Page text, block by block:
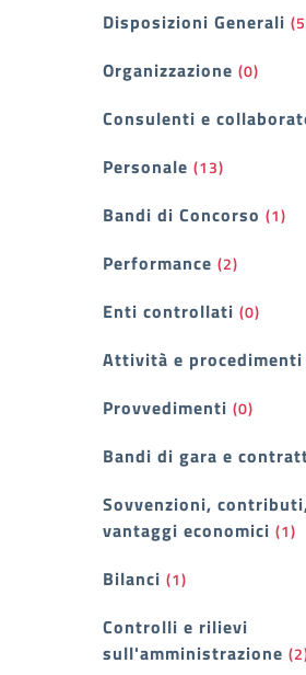
Filtri
Disposizioni Generali
Organizzazione (0)
Consulenti e
Personale (13)
Bandi di Concorso (1)
Performance (2)
Enti controllati (0)
Attività e procedimenti
Provvedimenti (0)
Bandi di gara e
Sovvenzioni,
vantaggi economici (1)
Bilanci (1)
Controlli e rilievi
sull'amministrazione